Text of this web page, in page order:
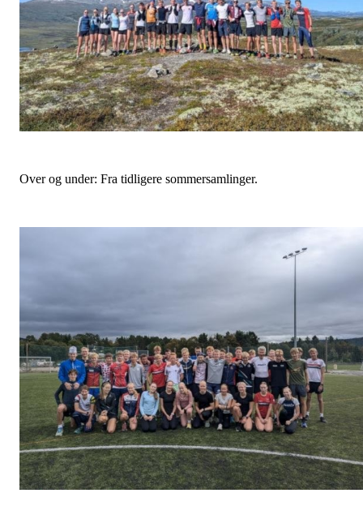
Over og under: Fra tidligere sommersamlinger.